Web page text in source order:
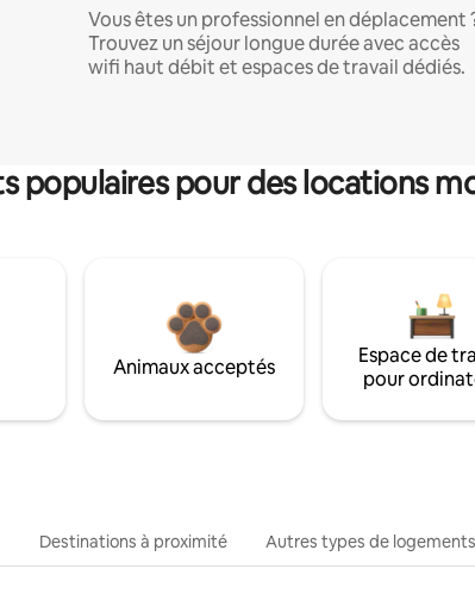
Vous êtes un professionnel en déplacement
Trouvez un séjour longue durée avec accès
wifi haut débit et espaces de travail dédiés.
populaires pour des locations
Animaux acceptés
Espace de
pour
Destinations à proximité Autres types de logements